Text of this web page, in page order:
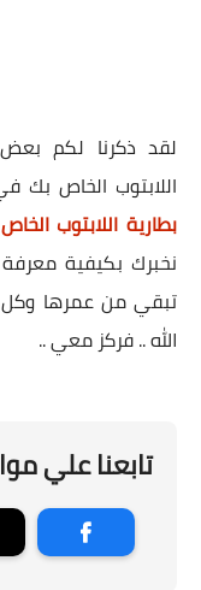
لقد ذكرنا لكم بعض
اللابتوب الخاص
بطارية اللابتوب
نخبرك بكيفية معرفة
تبقي من عمرها وكل
الله .. فركز معي ..
تابعنا علي